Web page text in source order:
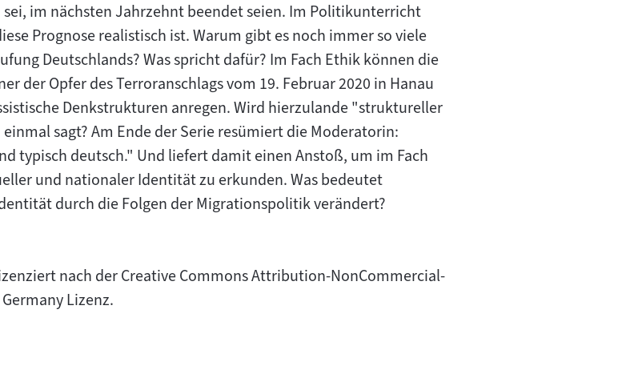
im nächsten Jahrzehnt beendet seien. Im Politikunterricht
Prognose realistisch ist. Warum gibt es noch immer so viele
Deutschlands? Was spricht dafür? Im Fach Ethik können die
der Opfer des Terroranschlags vom 19. Februar 2020 in Hanau
Denkstrukturen anregen. Wird hierzulande "struktureller
sagt? Am Ende der Serie resümiert die Moderatorin:
typisch deutsch." Und liefert damit einen Anstoß, um im Fach
und nationaler Identität zu erkunden. Was bedeutet
durch die Folgen der Migrationspolitik verändert?
nach der Creative Commons Attribution-NonCommercial-
Lizenz.